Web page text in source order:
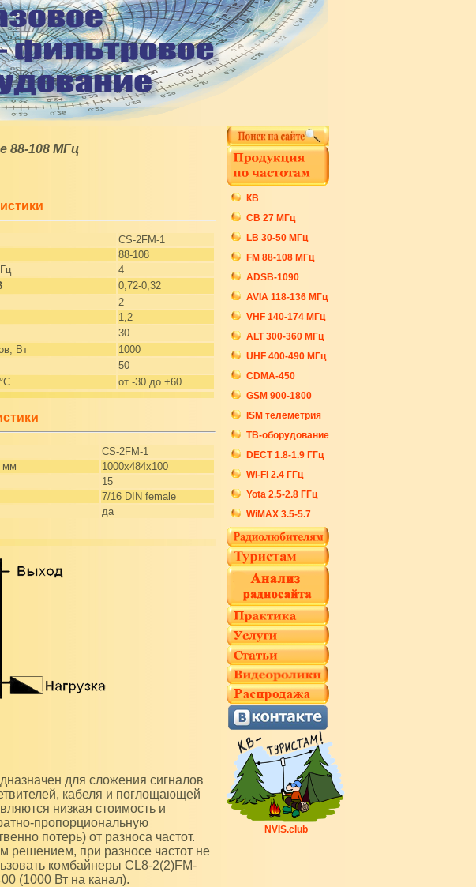
88-108 МГц
CS-2FM-1
88-108
4
0,72-0,32
2
1,2
30
Вт
1000
50
от -30 до +60
CS-2FM-1
мм
1000x484x100
15
7/16 DIN female
да
кабеля и поглощающей
низкая стоимость и
пропорциональную
потерь) от разноса частот.
решением, при разносе частот не
комбайнеры CL8-2(2)FM-
(1000 Вт на канал).
КВ
СB 27 МГц
LB 30-50 МГц
FM 88-108 МГц
ADSB-1090
AVIA 118-136 МГц
VHF 140-174 МГц
ALT 300-360 МГц
UHF 400-490 МГц
CDMA-450
GSM 900-1800
ISM телеметрия
ТВ-оборудование
DECT 1.8-1.9 ГГц
WI-FI 2.4 ГГц
Yota 2.5-2.8 ГГц
WiMAX 3.5-5.7
NVIS.club